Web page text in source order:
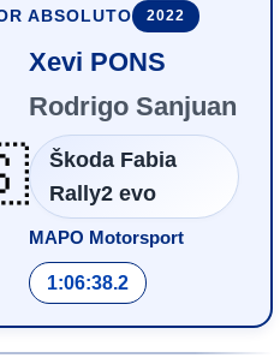
ABSOLUTO 2022
Xevi PONS
Rodrigo Sanjuan
Škoda Fabia
Rally2 evo
MAPO Motorsport
1:06:38.2